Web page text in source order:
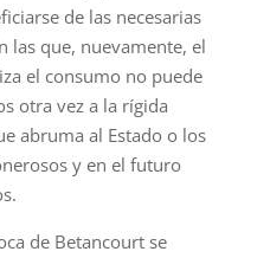
de las necesarias
las que, nuevamente, el
el consumo no puede
otra vez a la rígida
abruma al Estado o los
y en el futuro
de Betancourt se